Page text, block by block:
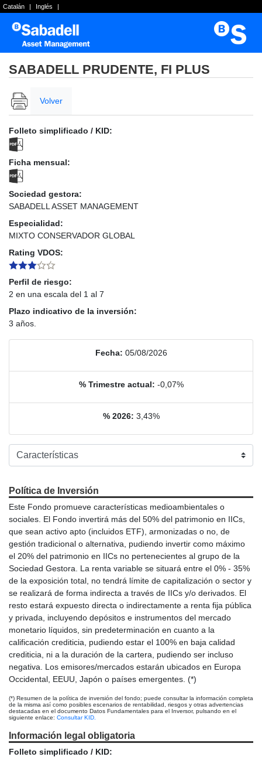
Catalán | Inglés |
SABADELL PRUDENTE, FI PLUS
Volver
Folleto simplificado / KID:
Ficha mensual:
Sociedad gestora:
SABADELL ASSET MANAGEMENT
Especialidad:
MIXTO CONSERVADOR GLOBAL
Rating VDOS:
Perfil de riesgo:
2 en una escala del 1 al 7
Plazo indicativo de la inversión:
3 años.
Fecha: 05/08/2026
% Trimestre actual: -0,07%
% 2026: 3,43%
Política de Inversión
Este Fondo promueve características medioambientales o
sociales. El Fondo invertirá más del 50% del patrimonio en IICs,
que sean activo apto (incluidos ETF), armonizadas o no, de
gestión tradicional o alternativa, pudiendo invertir como máximo
el 20% del patrimonio en IICs no pertenecientes al grupo de la
Sociedad Gestora. La renta variable se situará entre el 0% - 35%
de la exposición total, no tendrá límite de capitalización o sector y
se realizará de forma indirecta a través de IICs y/o derivados. El
resto estará expuesto directa o indirectamente a renta fija pública
y privada, incluyendo depósitos e instrumentos del mercado
monetario líquidos, sin predeterminación en cuanto a la
calificación crediticia, pudiendo estar el 100% en baja calidad
crediticia, ni a la duración de la cartera, pudiendo ser incluso
negativa. Los emisores/mercados estarán ubicados en Europa
Occidental, EEUU, Japón o países emergentes. (*)
(*) Resumen de la política de inversión del fondo; puede consultar la información completa
de la misma así como posibles escenarios de rentabilidad, riesgos y otras advertencias
destacadas en el documento Datos Fundamentales para el Inversor, pulsando en el
siguiente enlace: Consultar KID.
Información legal obligatoria
Folleto simplificado / KID: